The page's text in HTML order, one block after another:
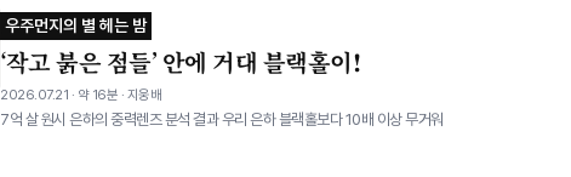
우주먼지의 별 헤는 밤
‘작고 붉은 점들’ 안에 거대 블랙홀이!
2026.07.21 · 약 16분 · 지웅배
7억 살 원시 은하의 중력렌즈 분석 결과 우리 은하 블랙홀보다 10배 이상 무거워